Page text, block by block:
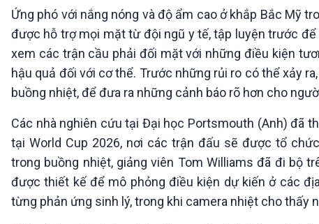
360 độ Sức khỏe
Chuyển đổi Xanh
Tài nguyên và Môi trường
Chuyên gia của bạn
Xã hội chuyển động
Bước chân đến trường
Kết nối công nghệ
Sống chung với biến đổi
khí hậu
VOV1 đặc biệt
Thanh âm ký sự
Chân dung cuộc sống
Các chương trình đặc biệt
Ứng phó với nắng nóng và độ ẩm cao ở khắp Bắc Mỹ
được hỗ trợ mọi mặt từ đội ngũ y tế, tập luyện trước
xem các trận cầu phải đối mặt với những điều kiện
hậu quả đối với cơ thể. Trước những rủi ro có thể xảy
buồng nhiệt, để đưa ra những cảnh báo rõ hơn cho
Các nhà nghiên cứu tại Đại học Portsmouth (Anh) đã
tại World Cup 2026, nơi các trận đấu sẽ được tổ
trong buồng nhiệt, giảng viên Tom Williams đã đi bộ
được thiết kế để mô phỏng điều kiện dự kiến ​​ở các
từng phản ứng sinh lý, trong khi camera nhiệt cho thấy